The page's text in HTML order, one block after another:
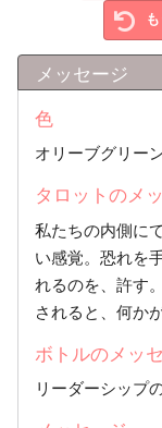
メッセージ
色
オリーブグリー
タロットのメ
私たちの内側に
い感覚。恐れを
れるのを、許す
されると、何か
ボトルのメッ
リーダーシップ